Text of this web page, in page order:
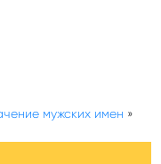
мужских имен »